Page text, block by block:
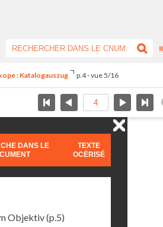
: Katalogauszug p.4 - vue 5/16
DANS LE
TEXTE
OCÉRISÉ
Objektiv(p.5)